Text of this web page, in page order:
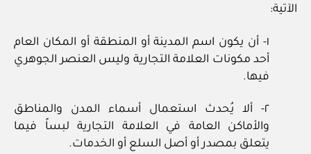
الآتية:
١- أن يكون اسم المدينة أو المنطقة أو المكان العام
أحد مكونات العلامة التجارية وليس العنصر الجوهري
فيها.
٢- ألا يُحدث استعمال أسماء المدن والمناطق
والأماكن العامة في العلامة التجارية لبساً فيما
يتعلق بمصدر أو أصل السلع أو الخدمات.